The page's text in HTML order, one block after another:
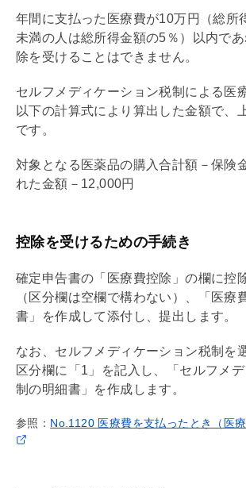
年間に支払った医療費が10万円（総所
未満の人は総所得金額の5％）以内で
除を受けることはできません。
セルフメディケーション税制による医
以下の計算式により算出した金額で、
です。
対象となる医薬品の購入合計額－保険
れた金額－12,000円
控除を受けるための手続き
確定申告書の「医療費控除」の欄に控
（区分欄は空欄で構わない）、「医療
書」を作成して添付し、提出します。
なお、セルフメディケーション税制を
区分欄に「1」を記入し、「セルフメ
制の明細書」を作成します。
参照： No.1120 医療費を支払ったとき（医